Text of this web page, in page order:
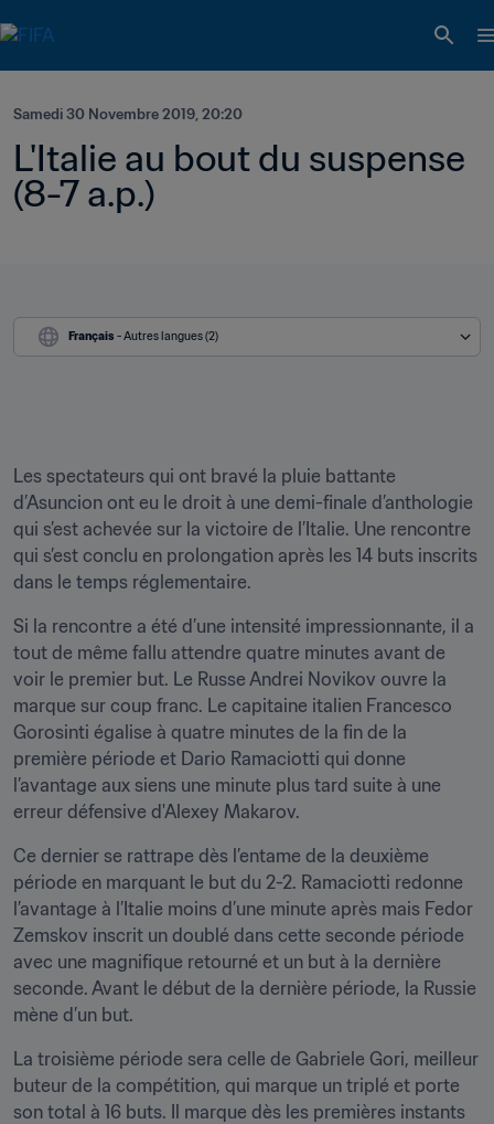
Samedi 30 Novembre 2019, 20:20
L'Italie au bout du suspense
(8-7 a.p.)
Français - Autres langues (2)
Les spectateurs qui ont bravé la pluie battante
d’Asuncion ont eu le droit à une demi-finale d’anthologie
qui s’est achevée sur la victoire de l’Italie. Une rencontre
qui s’est conclu en prolongation après les 14 buts inscrits
dans le temps réglementaire.
Si la rencontre a été d’une intensité impressionnante, il a
tout de même fallu attendre quatre minutes avant de
voir le premier but. Le Russe Andrei Novikov ouvre la
marque sur coup franc. Le capitaine italien Francesco
Gorosinti égalise à quatre minutes de la fin de la
première période et Dario Ramaciotti qui donne
l’avantage aux siens une minute plus tard suite à une
erreur défensive d'Alexey Makarov.
Ce dernier se rattrape dès l’entame de la deuxième
période en marquant le but du 2-2. Ramaciotti redonne
l’avantage à l’Italie moins d’une minute après mais Fedor
Zemskov inscrit un doublé dans cette seconde période
avec une magnifique retourné et un but à la dernière
seconde. Avant le début de la dernière période, la Russie
mène d’un but.
La troisième période sera celle de Gabriele Gori, meilleur
buteur de la compétition, qui marque un triplé et porte
son total à 16 buts. Il marque dès les premières instants